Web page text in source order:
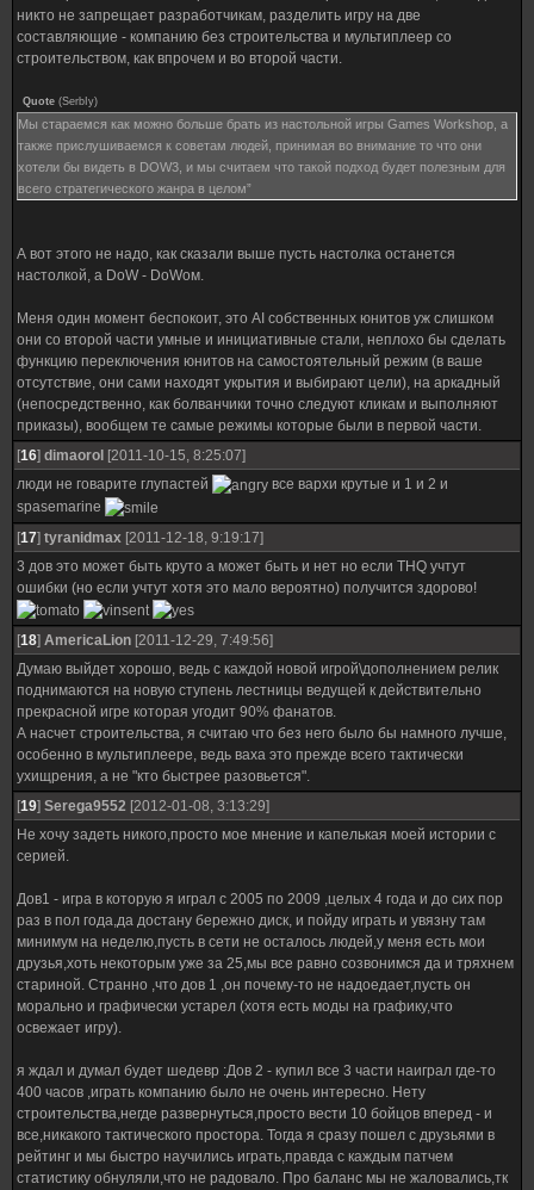
никто не запрещает разработчикам, разделить игру на две
составляющие - компанию без строительства и мультиплеер со
строительством, как впрочем и во второй части.
Quote (SerbIy)
Мы стараемся как можно больше брать из настольной игры Games Workshop, а
также прислушиваемся к советам людей, принимая во внимание то что они
хотели бы видеть в DOW3, и мы считаем что такой подход будет полезным для
всего стратегического жанра в целом”
А вот этого не надо, как сказали выше пусть настолка останется
настолкой, а DoW - DoWом.
Меня один момент беспокоит, это AI собственных юнитов уж слишком
они со второй части умные и инициативные стали, неплохо бы сделать
функцию переключения юнитов на самостоятельный режим (в ваше
отсутствие, они сами находят укрытия и выбирают цели), на аркадный
(непосредственно, как болванчики точно следуют кликам и выполняют
приказы), вообщем те самые режимы которые были в первой части.
[16] dimaorol [2011-10-15, 8:25:07]
люди не говарите глупастей
все вархи крутые и 1 и 2 и
spasemarine
[17] tyranidmax [2011-12-18, 9:19:17]
3 дов это может быть круто а может быть и нет но если THQ учтут
ошибки (но если учтут хотя это мало вероятно) получится здорово!
[18] AmericaLion [2011-12-29, 7:49:56]
Думаю выйдет хорошо, ведь с каждой новой игрой\дополнением релик
поднимаются на новую ступень лестницы ведущей к действительно
прекрасной игре которая угодит 90% фанатов.
А насчет строительства, я считаю что без него было бы намного лучше,
особенно в мультиплеере, ведь ваха это прежде всего тактически
ухищрения, а не "кто быстрее разовьется".
[19] Serega9552 [2012-01-08, 3:13:29]
Не хочу задеть никого,просто мое мнение и капелькая моей истории с
серией.
Дов1 - игра в которую я играл с 2005 по 2009 ,целых 4 года и до сих пор
раз в пол года,да достану бережно диск, и пойду играть и увязну там
минимум на неделю,пусть в сети не осталось людей,у меня есть мои
друзья,хоть некоторым уже за 25,мы все равно созвонимся да и тряхнем
стариной. Странно ,что дов 1 ,он почему-то не надоедает,пусть он
морально и графически устарел (хотя есть моды на графику,что
освежает игру).
я ждал и думал будет шедевр :Дов 2 - купил все 3 части наиграл где-то
400 часов ,играть компанию было не очень интересно. Нету
строительства,негде развернуться,просто вести 10 бойцов вперед - и
все,никакого тактического простора. Тогда я сразу пошел с друзьями в
рейтинг и мы быстро научились играть,правда с каждым патчем
статистику обнуляли,что не радовало. Про баланс мы не жаловались,тк